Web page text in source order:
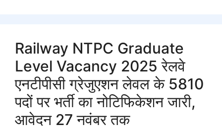
Railway NTPC Graduate
Level Vacancy 2025 रेलवे
एनटीपीसी ग्रेजुएशन लेवल के 5810
पदों पर भर्ती का नोटिफिकेशन जारी,
आवेदन 27 नवंबर तक